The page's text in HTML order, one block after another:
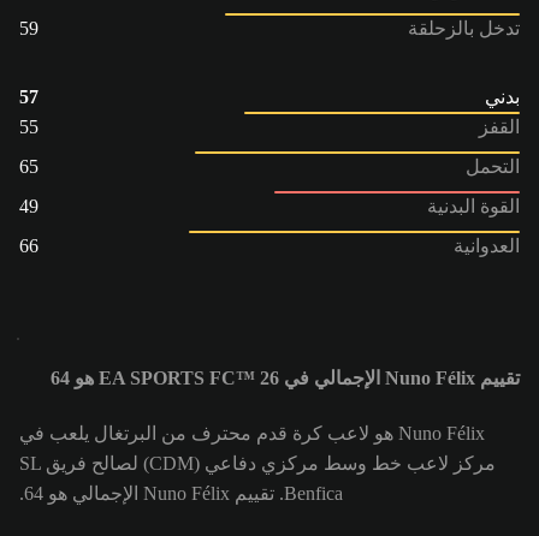
تدخل بالزحلقة
59
بدني
57
القفز
55
التحمل
65
القوة البدنية
49
العدوانية
66
تقييم Nuno Félix الإجمالي في EA SPORTS FC™ 26 هو 64
Nuno Félix هو لاعب كرة قدم محترف من البرتغال يلعب في
مركز لاعب خط وسط مركزي دفاعي (CDM) لصالح فريق SL
Benfica. تقييم Nuno Félix الإجمالي هو 64.